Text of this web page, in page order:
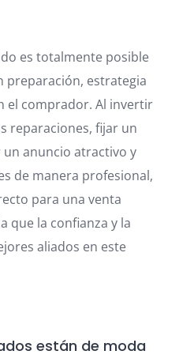
es totalmente posible
preparación, estrategia
el comprador. Al invertir
reparaciones, fijar un
anuncio atractivo y
de manera profesional,
para una venta
que la confianza y la
aliados en este
están de moda